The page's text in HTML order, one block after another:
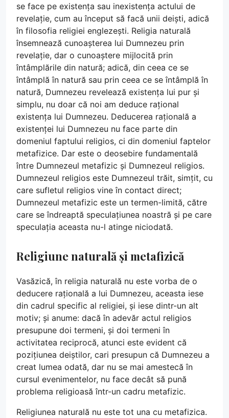
se face pe existența sau inexistența actului de
revelație, cum au început să facă unii deiști, adică
în filosofia religiei englezești. Religia naturală
însemnează cunoașterea lui Dumnezeu prin
revelație, dar o cunoaștere mijlocită prin
întâmplările din natură; adică, din ceea ce se
întâmplă în natură sau prin ceea ce se întâmplă în
natură, Dumnezeu revelează existența lui pur și
simplu, nu doar că noi am deduce rațional
existența lui Dumnezeu. Deducerea rațională a
existenței lui Dumnezeu nu face parte din
domeniul faptului religios, ci din domeniul faptelor
metafizice. Dar este o deosebire fundamentală
între Dumnezeul metafizic și Dumnezeul religios.
Dumnezeul religios este Dumnezeul trăit, simțit, cu
care sufletul religios vine în contact direct;
Dumnezeul metafizic este un termen-limită, către
care se îndreaptă speculațiunea noastră și pe care
speculația aceasta nu-l atinge niciodată.
Religiune naturală și metafizică
Vasăzică, în religia naturală nu este vorba de o
deducere rațională a lui Dumnezeu, aceasta iese
din cadrul specific al religiei, și iese dintr-un alt
motiv; și anume: dacă în adevăr actul religios
presupune doi termeni, și doi termeni în
activitatea reciprocă, atunci este evident că
pozițiunea deiștilor, cari presupun că Dumnezeu a
creat lumea odată, dar nu se mai amestecă în
cursul evenimentelor, nu face decât să pună
problema religioasă într-un cadru metafizic.
Religiunea naturală nu este tot una cu metafizica.